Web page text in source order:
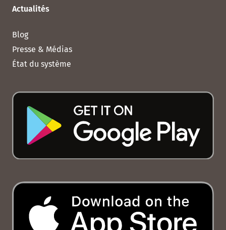
Actualités
Blog
Presse & Médias
État du système